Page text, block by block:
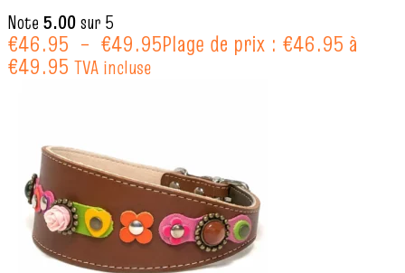
Note 5.00sur 5
€46.95 – €49.95Plage de prix : €46.95 à
€49.95 TVA incluse